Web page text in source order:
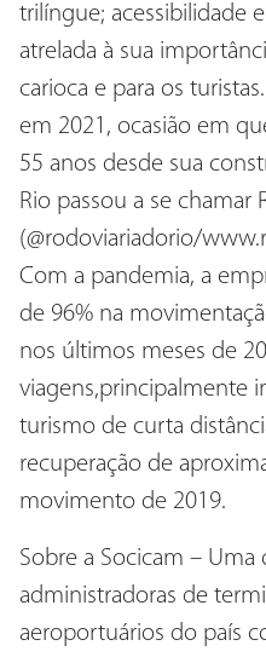
trilíngue; acessibilidade
atrelada à sua
carioca e para os
em 2021, ocasião em
55 anos desde sua
Rio passou a se chamar
(@rodoviariadorio/
Com a pandemia, a
de 96% na
nos últimos meses de
viagens,principalmente
turismo de curta
recuperação de
movimento de 2019.
Sobre a Socicam – Uma
administradoras de
aeroportuários do país